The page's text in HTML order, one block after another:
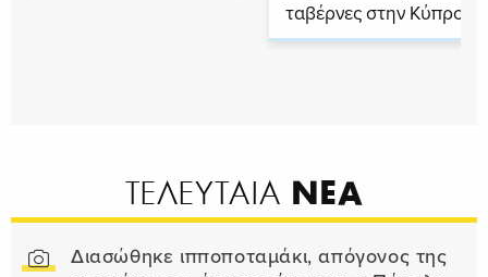
ταβέρνες στην Κύπρο
ΤΕΛΕΥΤΑΙΑ ΝΕΑ
Διασώθηκε ιπποποταμάκι, απόγονος της